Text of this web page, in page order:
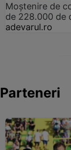
Moștenire de
de 228.000 de
adevarul.ro
Parteneri